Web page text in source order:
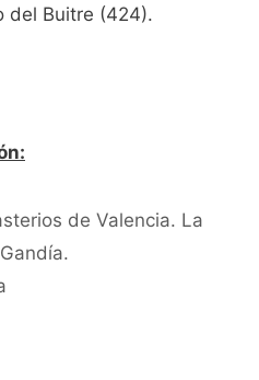
del Buitre (424).
de Valencia. La